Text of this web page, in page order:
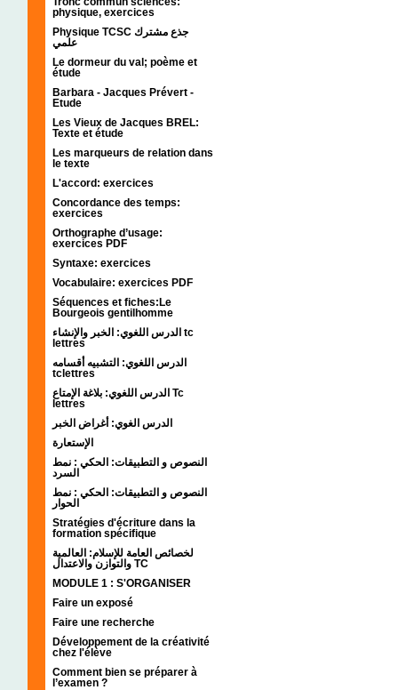
physique, exercices
Physique TCSC جذع مشترك
علمي
Le dormeur du val; poème et
étude
Barbara - Jacques Prévert -
Etude
Les Vieux de Jacques BREL:
Texte et étude
Les marqueurs de relation dans
le texte
L'accord: exercices
Concordance des temps:
exercices
Orthographe d’usage:
exercices PDF
Syntaxe: exercices
Vocabulaire: exercices PDF
Séquences et fiches:Le
Bourgeois gentilhomme
الدرس اللغوي: الخبر والإنشاء tc
lettres
الدرس اللغوي: التشبيه أقسامه
tclettres
الدرس اللغوي: بلاغة الإمتاع Tc
lettres
الدرس الغوي: أغراض الخبر
الإستعارة
النصوص و التطبيقات: الحكي : نمط
السرد
النصوص و التطبيقات: الحكي : نمط
الحوار
Stratégies d'écriture dans la
formation spécifique
لخصائص العامة للإسلام: العالمية
والتوازن والاعتدال TC
MODULE 1 : S'ORGANISER
Faire un exposé
Faire une recherche
Développement de la créativité
chez l'élève
Comment bien se préparer à
l’examen ?